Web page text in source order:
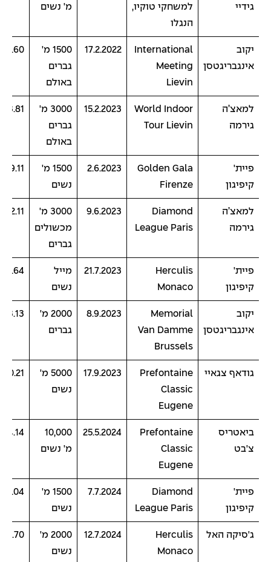
גידיי
למשחקי טוקיו,
הנגלו
מ' נשים
יקוב
אינגבריגטסן
International
Meeting
Lievin
17.2.2022
1500 מ'
גברים
באולם
למאצ’ה
גירמה
World Indoor
Tour Lievin
15.2.2023
3000 מ'
גברים
באולם
פיית'
קיפיגון
Golden Gala
Firenze
2.6.2023
1500 מ'
נשים
למאצ’ה
גירמה
Diamond
League Paris
9.6.2023
3000 מ'
מכשולים
גברים
פיית'
קיפיגון
Herculis
Monaco
21.7.2023
מייל
נשים
יקוב
אינגבריגטסן
Memorial
Van Damme
Brussels
8.9.2023
2000 מ'
גברים
גודאף צגאיי
Prefontaine
Classic
Eugene
17.9.2023
5000 מ'
נשים
ביאטריס
צ'בט
Prefontaine
Classic
Eugene
25.5.2024
10,000
מ' נשים
פיית'
קיפיגון
Diamond
League Paris
7.7.2024
1500 מ'
נשים
ג'סיקה האל
Herculis
Monaco
12.7.2024
2000 מ'
נשים